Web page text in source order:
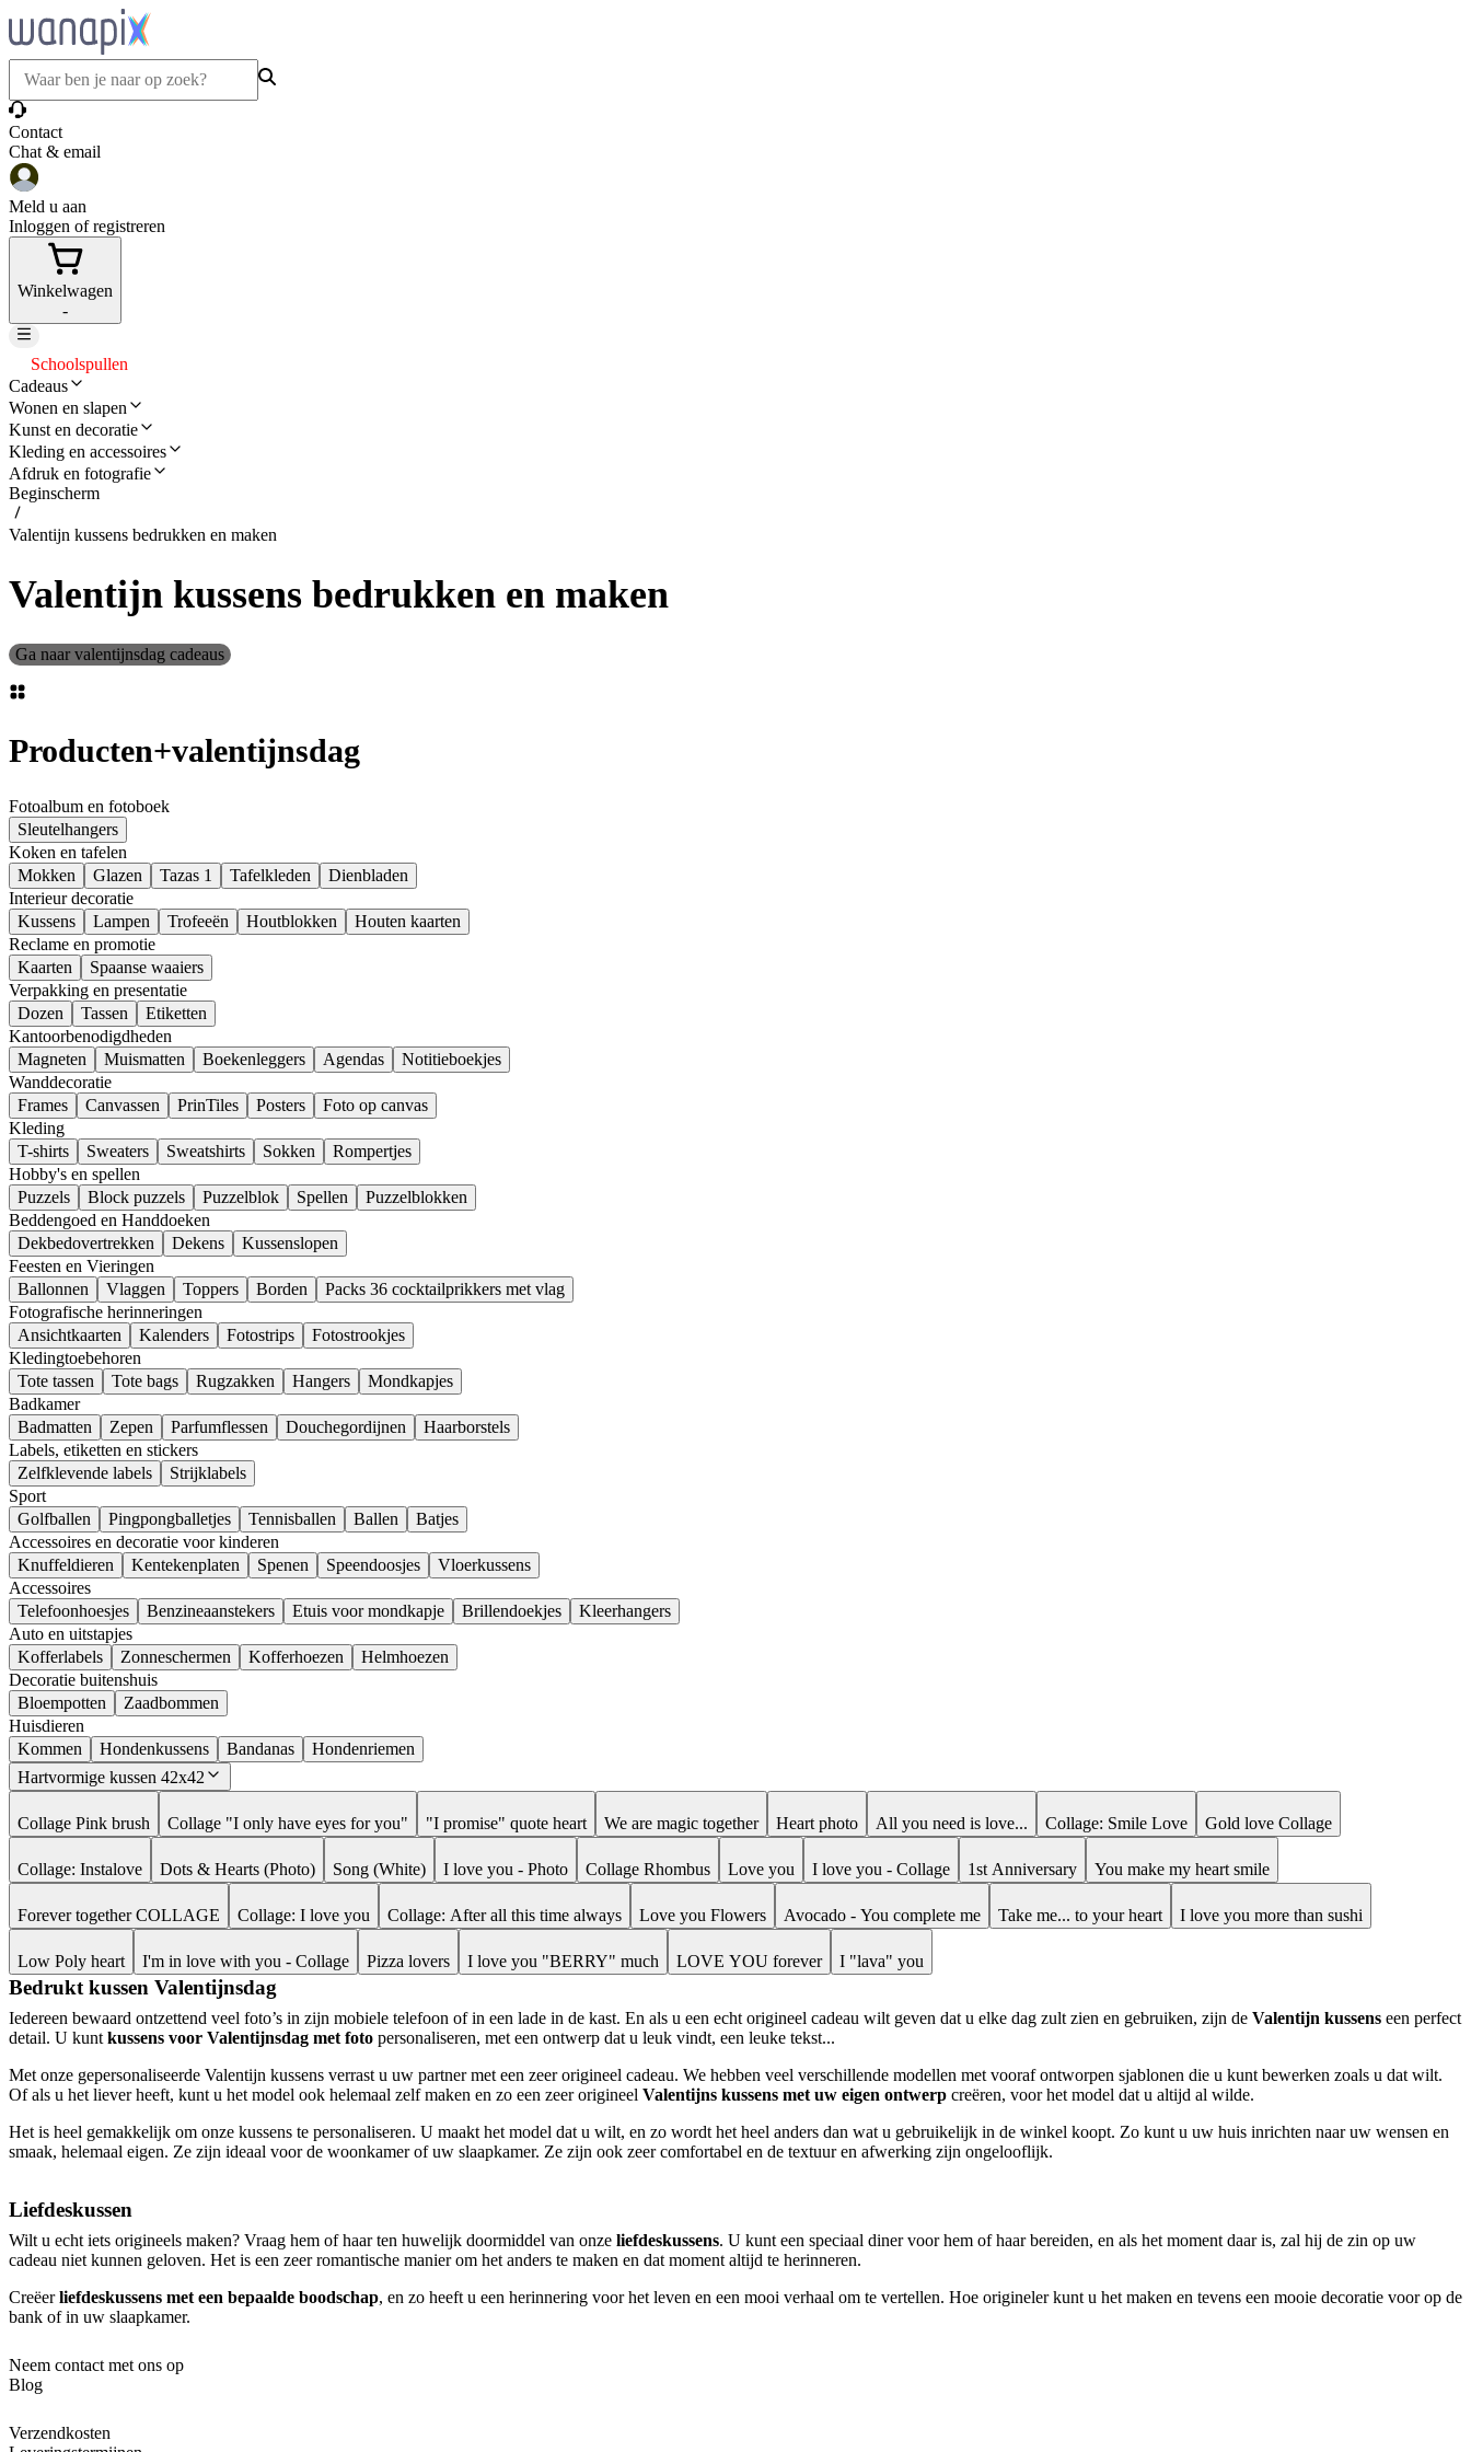
Contact
Chat & email
Meld u aan
Inloggen of registreren
Winkelwagen
-
Schoolspullen
Cadeaus
Wonen en slapen
Kunst en decoratie
Kleding en accessoires
Afdruk en fotografie
Beginscherm
Valentijn kussens bedrukken en maken
Valentijn kussens bedrukken en maken
Ga naar valentijnsdag cadeaus
Producten+valentijnsdag
Fotoalbum en fotoboek
Sleutelhangers
Koken en tafelen
Mokken
Glazen Tazas 1 Tafelkleden
Dienbladen
Interieur decoratie
Kussens
Lampen Trofeeën Houtblokken
Houten kaarten
Reclame en promotie
Kaarten
Spaanse waaiers
Verpakking en presentatie
Dozen
Tassen
Etiketten
Kantoorbenodigdheden
Magneten
Muismatten Boekenleggers Agendas
Notitieboekjes
Wanddecoratie
Frames
Canvassen PrinTiles Posters
Foto op canvas
Kleding
T-shirts
Sweaters Sweatshirts Sokken
Rompertjes
Hobby's en spellen
Puzzels
Block puzzels Puzzelblok Spellen
Puzzelblokken
Beddengoed en Handdoeken
Dekbedovertrekken
Dekens
Kussenslopen
Feesten en Vieringen
Ballonnen
Vlaggen Toppers Borden
Packs 36 cocktailprikkers met vlag
Fotografische herinneringen
Ansichtkaarten
Kalenders Fotostrips
Fotostrookjes
Kledingtoebehoren
Tote tassen
Tote bags Rugzakken Hangers
Mondkapjes
Badkamer
Badmatten
Zepen Parfumflessen Douchegordijnen
Haarborstels
Labels, etiketten en stickers
Zelfklevende labels
Strijklabels
Sport
Golfballen
Pingpongballetjes Tennisballen Ballen
Batjes
Accessoires en decoratie voor kinderen
Knuffeldieren
Kentekenplaten Spenen Speendoosjes
Vloerkussens
Accessoires
Telefoonhoesjes
Benzineaanstekers Etuis voor mondkapje Brillendoekjes
Kleerhangers
Auto en uitstapjes
Kofferlabels
Zonneschermen Kofferhoezen
Helmhoezen
Decoratie buitenshuis
Bloempotten
Zaadbommen
Huisdieren
Kommen
Hondenkussens Bandanas
Hondenriemen
Hartvormige kussen 42x42
Collage Pink brush Collage "I only have eyes for you" "I promise" quote heart We are magic together Heart photo All you need is love... Collage: Smile Love Gold love Collage
Collage: Instalove Dots & Hearts (Photo) Song (White) I love you - Photo Collage Rhombus Love you I love you - Collage 1st Anniversary You make my heart smile
Forever together COLLAGE Collage: I love you Collage: After all this time always Love you Flowers Avocado - You complete me Take me... to your heart I love you more than sushi
Low Poly heart I'm in love with you - Collage Pizza lovers I love you "BERRY" much LOVE YOU forever I "lava" you
Bedrukt kussen Valentijnsdag
Iedereen bewaard ontzettend veel foto’s in zijn mobiele telefoon of in een lade in de kast. En als u een echt origineel cadeau wilt geven dat u elke dag zult zien en gebruiken, zijn de Valentijn kussens een perfect
detail. U kunt kussens voor Valentijnsdag met foto personaliseren, met een ontwerp dat u leuk vindt, een leuke tekst...
Met onze gepersonaliseerde Valentijn kussens verrast u uw partner met een zeer origineel cadeau. We hebben veel verschillende modellen met vooraf ontworpen sjablonen die u kunt bewerken zoals u dat wilt.
Of als u het liever heeft, kunt u het model ook helemaal zelf maken en zo een zeer origineel Valentijns kussens met uw eigen ontwerp creëren, voor het model dat u altijd al wilde.
Het is heel gemakkelijk om onze kussens te personaliseren. U maakt het model dat u wilt, en zo wordt het heel anders dan wat u gebruikelijk in de winkel koopt. Zo kunt u uw huis inrichten naar uw wensen en
smaak, helemaal eigen. Ze zijn ideaal voor de woonkamer of uw slaapkamer. Ze zijn ook zeer comfortabel en de textuur en afwerking zijn ongelooflijk.
Liefdeskussen
Wilt u echt iets origineels maken? Vraag hem of haar ten huwelijk doormiddel van onze liefdeskussens. U kunt een speciaal diner voor hem of haar bereiden, en als het moment daar is, zal hij de zin op uw
cadeau niet kunnen geloven. Het is een zeer romantische manier om het anders te maken en dat moment altijd te herinneren.
Creëerliefdeskussens met een bepaalde boodschap, en zo heeft u een herinnering voor het leven en een mooi verhaal om te vertellen. Hoe origineler kunt u het maken en tevens een mooie decoratie voor op de
bank of in uw slaapkamer.
Neem contact met ons op
Blog
Verzendkosten